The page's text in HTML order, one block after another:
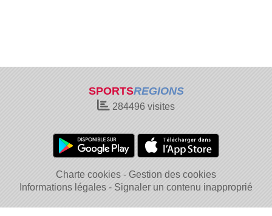
SPORTSREGIONS
284496 visites
Charte cookies
Gestion des cookies
Informations légales
Signaler un contenu inapproprié